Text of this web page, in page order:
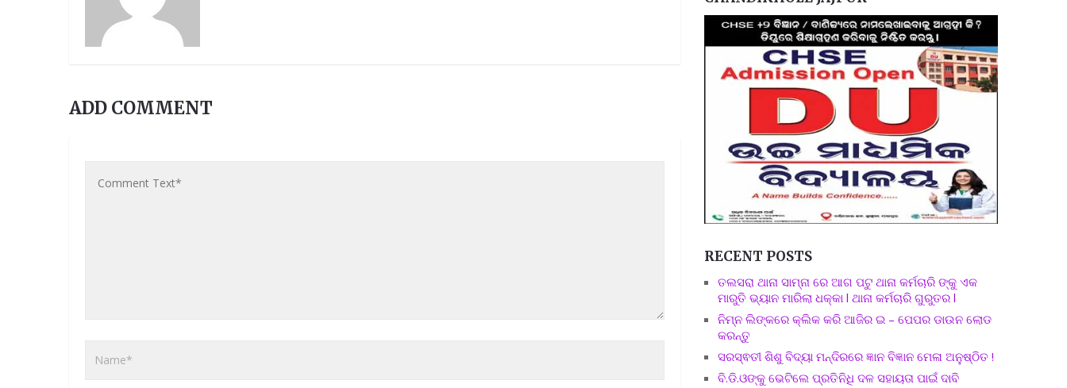
ADD COMMENT
RECENT POSTS
ତଲସରା ଥାନା ସାମ୍ନା ରେ ଆଗ ପଟୁ ଥାନା କର୍ମଚାରି ଙ୍କୁ ଏକ
ମାରୁତି ଭ୍ୟାନ ମାରିଲା ଧକ୍କା l ଥାନା କର୍ମଚାରି ଗୁରୁତର l
ନିମ୍ନ ଲିଙ୍କରେ କ୍ଲିକ କରି ଆଜିର ଇ – ପେପର ଡାଉନ ଲୋଡ
କରନ୍ତୁ
ସରସ୍ଵତୀ ଶିଶୁ ବିଦ୍ୟା ମନ୍ଦିରରେ ଜ୍ଞାନ ବିଜ୍ଞାନ ମେଳା ଅନୁଷ୍ଠିତ !
ବି.ଡି.ଓଙ୍କୁ ଭେଟିଲେ ପ୍ରତିନିଧି ଦଳ ସହାୟତା ପାଇଁ ଦାବି